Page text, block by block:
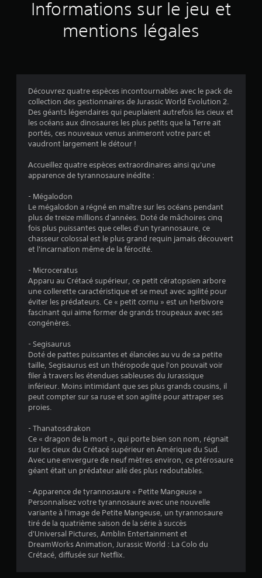
:
é
t
i
l
s
s
u
5
(
a
Informations sur le jeu et
mentions légales
Découvrez quatre espèces incontournables avec le pack de
collection des gestionnaires de Jurassic World Evolution 2.
Des géants légendaires qui peuplaient autrefois les cieux et
les océans aux dinosaures les plus petits que la Terre ait
portés, ces nouveaux venus animeront votre parc et
vaudront largement le détour !
Accueillez quatre espèces extraordinaires ainsi qu'une
apparence de tyrannosaure inédite :
- Mégalodon
Le mégalodon a régné en maître sur les océans pendant
plus de treize millions d'années. Doté de mâchoires cinq
fois plus puissantes que celles d'un tyrannosaure, ce
chasseur colossal est le plus grand requin jamais découvert
et l'incarnation même de la férocité.
- Microceratus
Apparu au Crétacé supérieur, ce petit cératopsien arbore
une collerette caractéristique et se meut avec agilité pour
éviter les prédateurs. Ce « petit cornu » est un herbivore
fascinant qui aime former de grands troupeaux avec ses
congénères.
- Segisaurus
Doté de pattes puissantes et élancées au vu de sa petite
taille, Segisaurus est un théropode que l'on pouvait voir
filer à travers les étendues sableuses du Jurassique
inférieur. Moins intimidant que ses plus grands cousins, il
peut compter sur sa ruse et son agilité pour attraper ses
proies.
- Thanatosdrakon
Ce « dragon de la mort », qui porte bien son nom, régnait
sur les cieux du Crétacé supérieur en Amérique du Sud.
Avec une envergure de neuf mètres environ, ce ptérosaure
géant était un prédateur ailé des plus redoutables.
- Apparence de tyrannosaure « Petite Mangeuse »
Personnalisez votre tyrannosaure avec une nouvelle
variante à l'image de Petite Mangeuse, un tyrannosaure
tiré de la quatrième saison de la série à succès
d'Universal Pictures, Amblin Entertainment et
DreamWorks Animation, Jurassic World : La Colo du
Crétacé, diffusée sur Netflix.